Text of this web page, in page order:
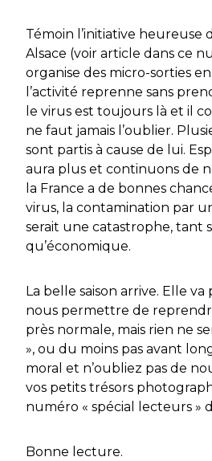
Témoin l’initiative heureuse
Alsace (voir article dans ce
organise des micro-sorties
l’activité reprenne sans
le virus est toujours là et il
ne faut jamais l’oublier.
sont partis à cause de lui.
aura plus et continuons de
la France a de bonnes
virus, la contamination par
serait une catastrophe, tant
qu’économique.
La belle saison arrive. Elle
nous permettre de
près normale, mais rien ne
», ou du moins pas avant
moral et n’oubliez pas de
vos petits trésors
numéro « spécial lecteurs »
Bonne lecture.